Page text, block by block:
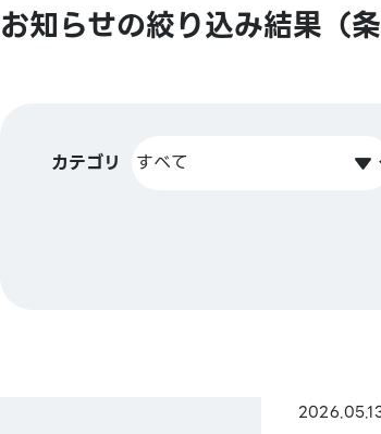
お知らせの絞り込み結果（
カテゴリ